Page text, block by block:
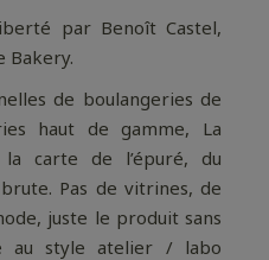
par Benoît Castel,
Bakery.
de boulangeries de
haut de gamme, La
carte de l’épuré, du
Pas de vitrines, de
juste le produit sans
au style atelier / labo